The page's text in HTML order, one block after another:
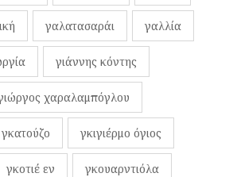
γαλατασαράι γαλλία
γιάννης κόντης
χαραλαμπόγλου
γκατούζο γκιγιέρμο όγιος
γκοτιέ εν γκουαρντιόλα